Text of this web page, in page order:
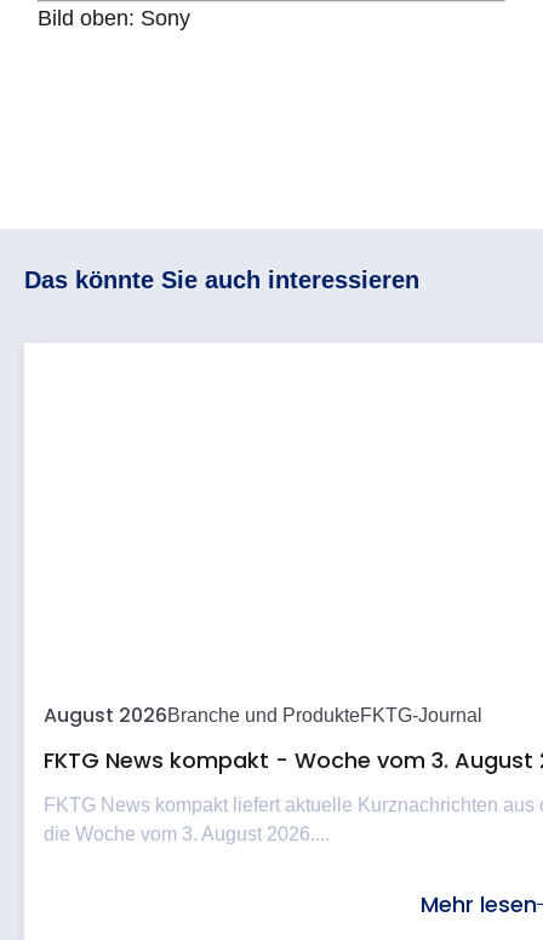
Bild oben: Sony
Das könnte Sie auch interessieren
August 2026Branche und ProdukteFKTG-Journal
FKTG News kompakt - Woche vom 3. August
FKTG News kompakt liefert aktuelle Kurznachrichten
die Woche vom 3. August 2026....
Mehr lesen